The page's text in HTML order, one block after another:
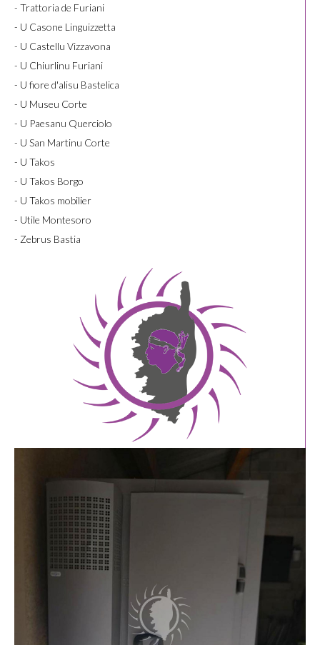
- Trattoria de Furiani
- U Casone Linguizzetta
- U Castellu Vizzavona
- U Chiurlinu Furiani
- U fiore d'alisu Bastelica
- U Museu Corte
- U Paesanu Querciolo
- U San Martinu Corte
- U Takos
- U Takos Borgo
- U Takos mobilier
- Utile Montesoro
- Zebrus Bastia